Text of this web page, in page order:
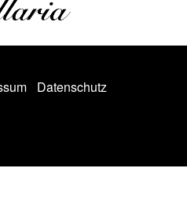
Datenschutz